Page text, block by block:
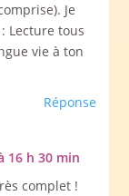
Je
Lecture tous
vie à ton
Réponse
16 h 30 min
complet !